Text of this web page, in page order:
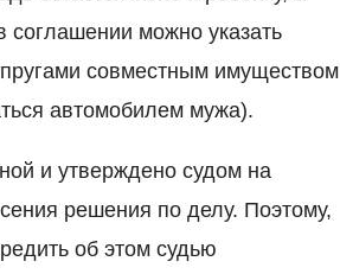
можно указать
совместным имуществом
автомобилем мужа).
и утверждено судом на
решения по делу. Поэтому,
об этом судью